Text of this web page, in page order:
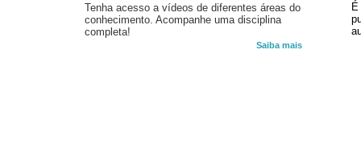
Tenha acesso a vídeos de diferentes áreas do
conhecimento. Acompanhe uma disciplina
completa!
Saiba mais